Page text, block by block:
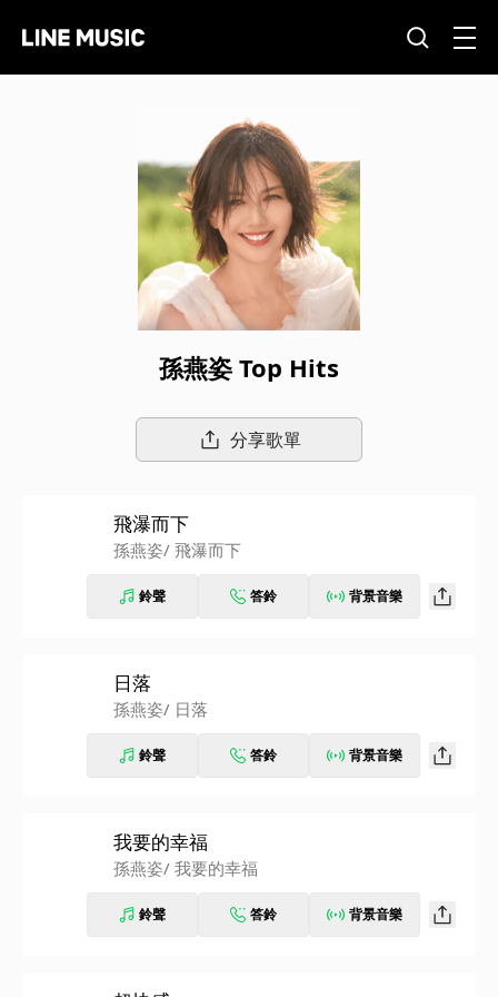
孫燕姿 Top Hits
分享歌單
飛瀑而下
孫燕姿/ 飛瀑而下
鈴聲 答鈴 背景音樂
日落
孫燕姿/ 日落
鈴聲 答鈴 背景音樂
我要的幸福
孫燕姿/ 我要的幸福
鈴聲 答鈴 背景音樂